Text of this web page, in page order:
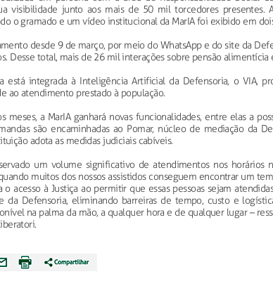
visibilidade junto aos mais de 50 mil torcedores presentes.
o gramado e um vídeo institucional da MarIA foi exibido em
desde 9 de março, por meio do WhatsApp e do site da
Desse total, mais de 26 mil interações sobre pensão
está integrada à Inteligência Artificial da Defensoria, o VIA,
ao atendimento prestado à população.
meses, a MarIA ganhará novas funcionalidades, entre elas a
são encaminhadas ao Pomar, núcleo de mediação da
adota as medidas judiciais cabíveis.
um volume significativo de atendimentos nos horários
muitos dos nossos assistidos conseguem encontrar um
o acesso à Justiça ao permitir que essas pessoas sejam
da Defensoria, eliminando barreiras de tempo, custo e
na palma da mão, a qualquer hora e de qualquer lugar –